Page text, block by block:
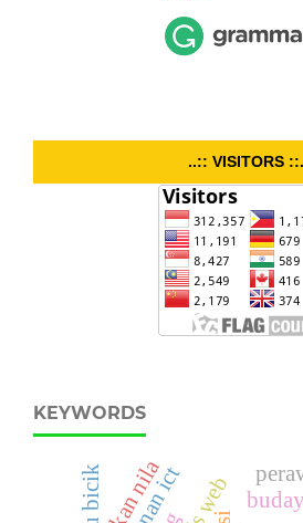
..:: VISITORS
KEYWORDS
ikan nila